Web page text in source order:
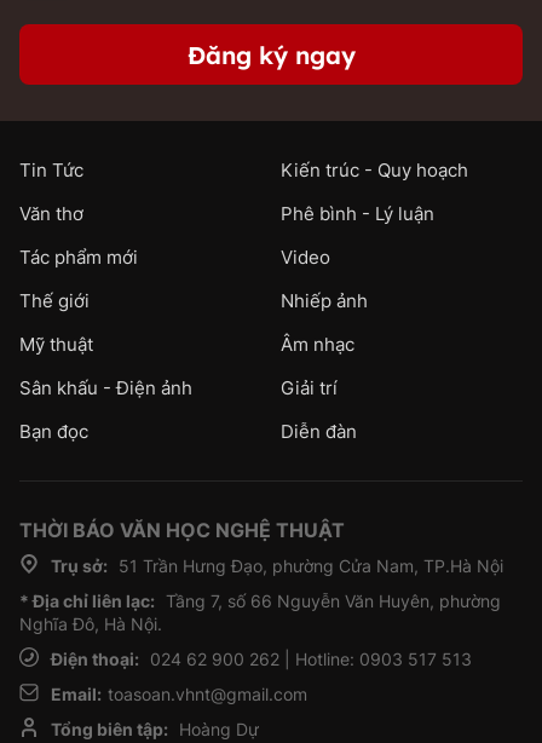
Đăng ký ngay
Tin Tức
Kiến trúc - Quy hoạch
Văn thơ
Phê bình - Lý luận
Tác phẩm mới
Video
Thế giới
Nhiếp ảnh
Mỹ thuật
Âm nhạc
Sân khấu - Điện ảnh
Giải trí
Bạn đọc
Diễn đàn
THỜI BÁO VĂN HỌC NGHỆ THUẬT
Trụ sở:
51 Trần Hưng Đạo, phường Cửa Nam, TP.Hà Nội
* Địa chỉ liên lạc: Tầng 7, số 66 Nguyễn Văn Huyên, phường
Nghĩa Đô, Hà Nội.
Điện thoại:
024 62 900 262 | Hotline: 0903 517 513
Email: toasoan.vhnt@gmail.com
Tổng biên tập:
Hoàng Dự